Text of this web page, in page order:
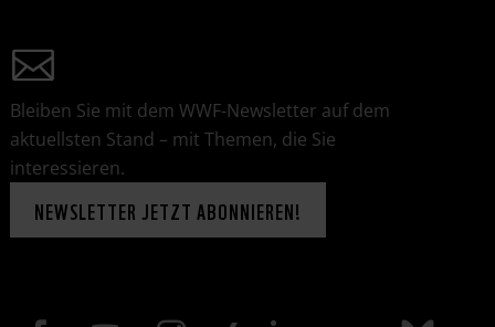
Bleiben Sie mit dem WWF-Newsletter auf dem
aktuellsten Stand – mit Themen, die Sie
interessieren.
NEWSLETTER JETZT ABONNIEREN!